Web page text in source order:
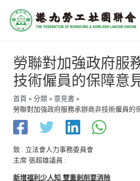
勞聯對加強政府服
技術僱員的保障意
首頁 分類
意見書
勞聯對加強政府服務承辦商非技術僱員的
致 : 立法會人力事務委員會
主席 張超雄議員 :
新增福利少人知 雙重剝削要消除
章
導
覽